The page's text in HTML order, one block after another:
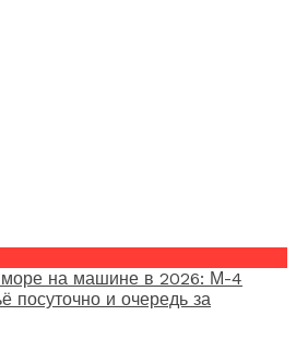
море на машине в 2026: М-4
посуточно и очередь за